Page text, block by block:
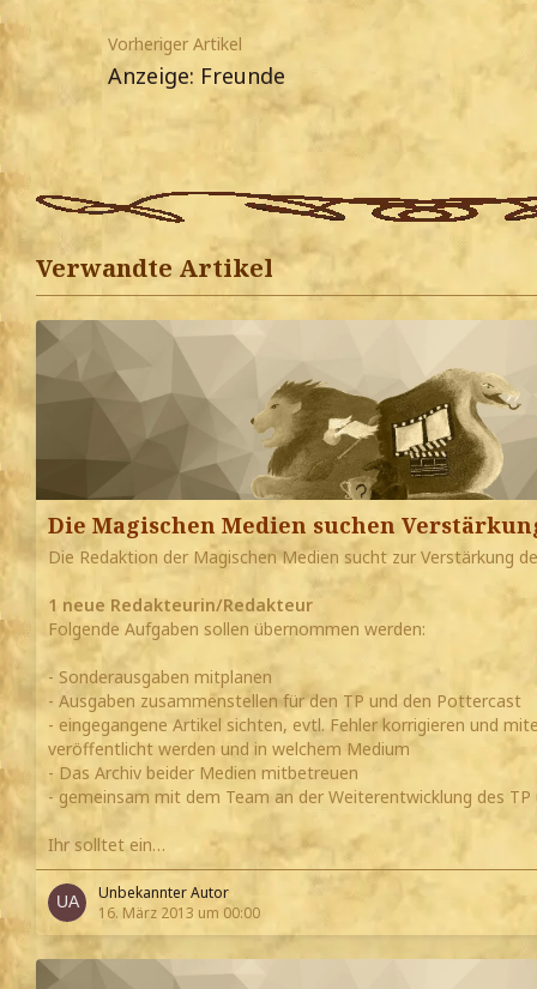
Vorheriger Artikel
Anzeige: Freunde
Verwandte Artikel
Die Magischen Medien suchen
Die Redaktion der Magischen Medien sucht zur Verstärkung
1 neue Redakteurin/Redakteur
Folgende Aufgaben sollen übernommen werden:
- Sonderausgaben mitplanen
- Ausgaben zusammenstellen für den TP und den Pottercast
- eingegangene Artikel sichten, evtl. Fehler korrigieren und
veröffentlicht werden und in welchem Medium
- Das Archiv beider Medien mitbetreuen
- gemeinsam mit dem Team an der Weiterentwicklung des
Ihr solltet ein…
Unbekannter Autor
16. März 2013 um 00:00